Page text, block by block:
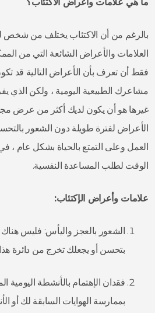
بالرغم من أن الاكتئاب يختلف من شخص
العلامات والأعراض الشائعة التي من
فقط أن تعرف بأن الأعراض التالية قد
مشاعرك الطبيعية اليومية ، ولكن الذي
غيرها هو أن يكون لديك أكثر من عرض
الأعراض لفترة طويلة دون الشعور
العمل وعلى التمتع بالحياة بشكل عام ،
الوقت لطلب المساعدة النفسية.
علامات وأعراض الإكتئاب:
الشعور بالعجز واليأس: فليس
بتحسن أو يجعلك تخرج من دائرة
فقدان الإهتمام بالأنشطة اليومية
بممارسة الهوايات السابقة لك أو